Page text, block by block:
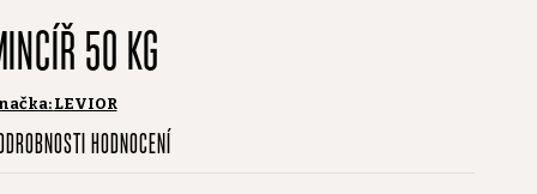
50 KG
HODNOCENÍ
LEVIOR